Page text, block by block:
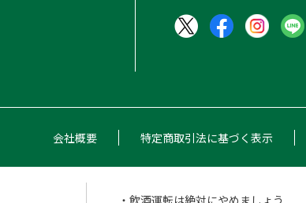
会社概要 特定商取引法に基づく表示
・飲酒運転は絶対にやめましょう